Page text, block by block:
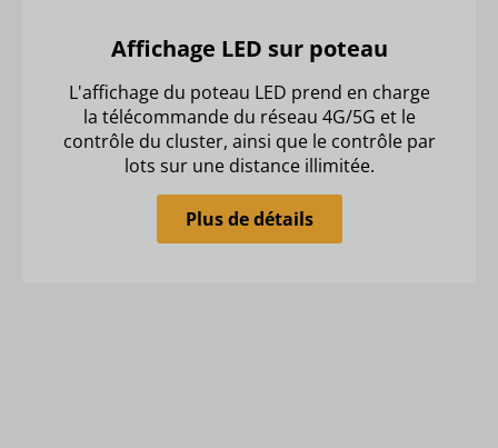
Affichage LED sur poteau
L'affichage du poteau LED prend en charge
la télécommande du réseau 4G/5G et le
contrôle du cluster, ainsi que le contrôle par
lots sur une distance illimitée.
Plus de détails